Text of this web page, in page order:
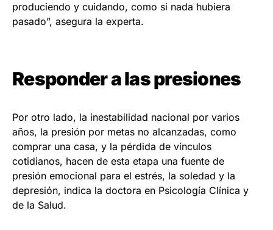
produciendo y cuidando, como si nada hubiera
pasado”, asegura la experta.
Responder a las presiones
Por otro lado, la inestabilidad nacional por varios
años, la presión por metas no alcanzadas, como
comprar una casa, y la pérdida de vínculos
cotidianos, hacen de esta etapa una fuente de
presión emocional para el estrés, la soledad y la
depresión, indica la doctora en Psicología Clínica y
de la Salud.